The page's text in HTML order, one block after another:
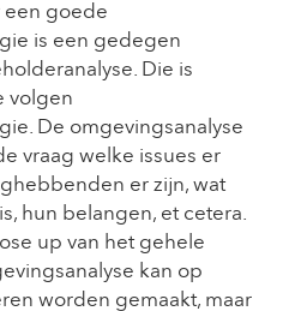
een goede
is een gedegen
Die is
volgen
De omgevingsanalyse
vraag welke issues er
er zijn, wat
hun belangen, et cetera.
up van het gehele
kan op
worden gemaakt, maar